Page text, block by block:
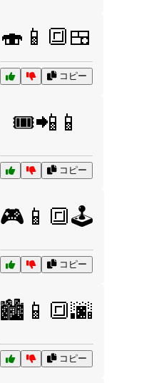
🍣📱🔳🍱
コピー
🎟️📲📱
コピー
🎮📱🔳🕹️
コピー
🏙️📱🔳🌆
コピー